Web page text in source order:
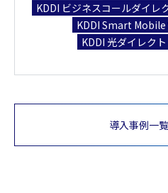
KDDI ビジネスコールダイレ
KDDI Smart
KDDI 光ダイレクト
導入事例一